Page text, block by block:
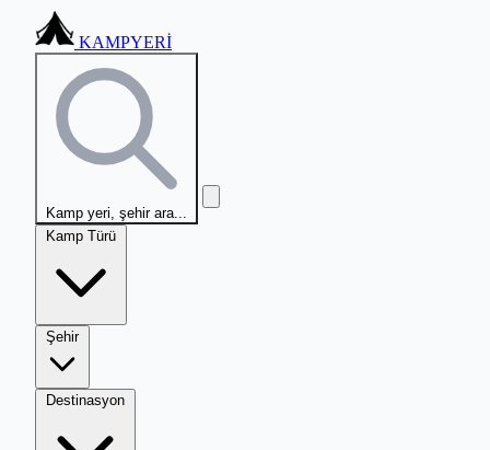
KAMPYERİ
Kamp yeri, şehir ara...
Kamp Türü
Şehir
Destinasyon